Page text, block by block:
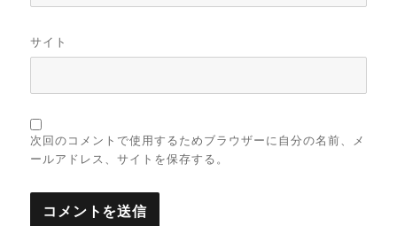
サイト
次回のコメントで使用するためブラウザーに自分の名前、メ
ールアドレス、サイトを保存する。